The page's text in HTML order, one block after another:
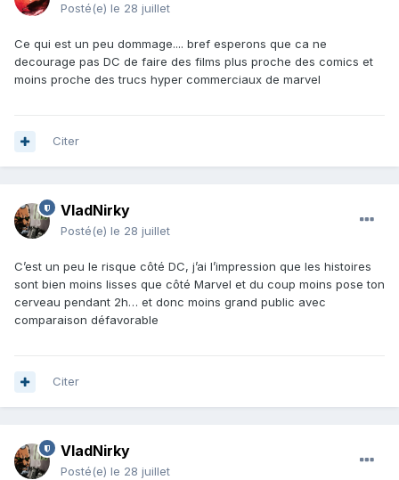
Posté(e) le 28 juillet
Ce qui est un peu dommage.... bref esperons que ca ne
decourage pas DC de faire des films plus proche des comics et
moins proche des trucs hyper commerciaux de marvel
Citer
VladNirky
Posté(e) le 28 juillet
C’est un peu le risque côté DC, j’ai l’impression que les histoires
sont bien moins lisses que côté Marvel et du coup moins pose ton
cerveau pendant 2h… et donc moins grand public avec
comparaison défavorable
Citer
VladNirky
Posté(e) le 28 juillet